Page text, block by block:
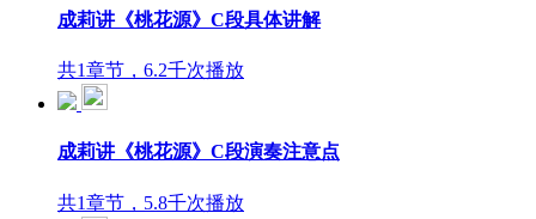
成莉讲《桃花源》C段具体讲解
共1章节，6.2千次播放
成莉讲《桃花源》C段演奏注意点
共1章节，5.8千次播放